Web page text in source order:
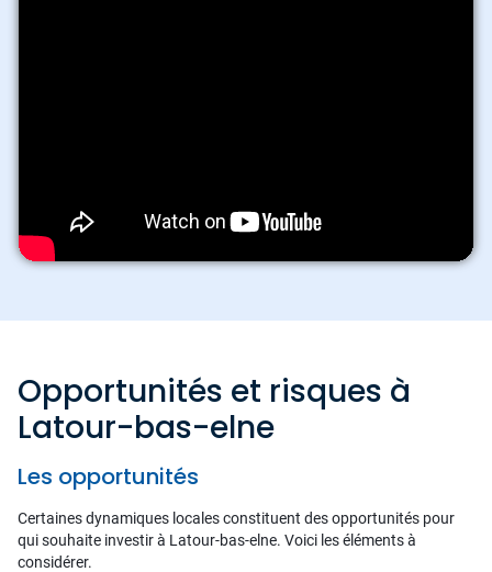
Opportunités et risques à
Latour-bas-elne
Les opportunités
Certaines dynamiques locales constituent des opportunités pour
qui souhaite investir à Latour-bas-elne. Voici les éléments à
considérer.